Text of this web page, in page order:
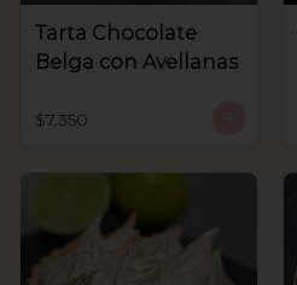
Tarta Chocolate
Belga con Avellanas
$7.350